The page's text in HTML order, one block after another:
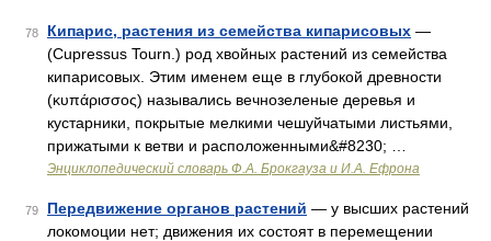
78 Кипарис, растения из семейства кипарисовых —
(Cupressus Tourn.) род хвойных растений из семейства
кипарисовых. Этим именем еще в глубокой древности
(κυπάρισσος) назывались вечнозеленые деревья и
кустарники, покрытые мелкими чешуйчатыми листьями,
прижатыми к ветви и расположенными&#8230; …
Энциклопедический словарь Ф.А. Брокгауза и И.А. Ефрона
79 Передвижение органов растений — у высших растений
локомоции нет; движения их состоят в перемещении